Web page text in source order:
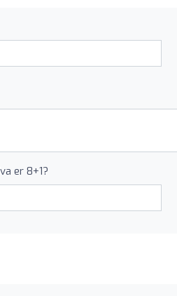
er 8+1?